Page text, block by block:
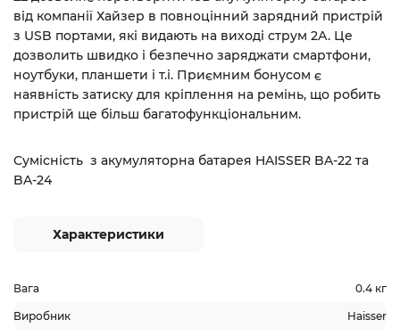
від компанії Хайзер в повноцінний зарядний пристрій
з USB портами, які видають на виході струм 2А. Це
дозволить швидко і безпечно заряджати смартфони,
ноутбуки, планшети і т.і. Приємним бонусом є
наявність затиску для кріплення на ремінь, що робить
пристрій ще більш багатофункціональним.
Сумісність з акумуляторна батарея HAISSER BA-22 та
BA-24
Характеристики
Вага 0.4 кг
Виробник Haisser